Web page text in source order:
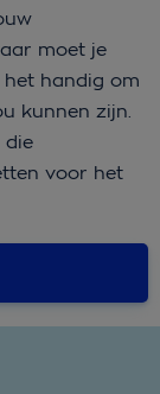
moet je
het handig om
kunnen zijn.
die
voor het